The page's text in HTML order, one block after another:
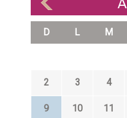
D L M
2 3 4
9 10 11